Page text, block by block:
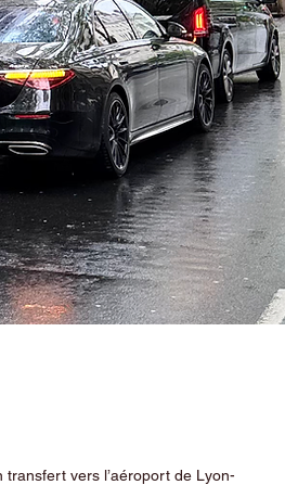
vers l’aéroport de Lyon-